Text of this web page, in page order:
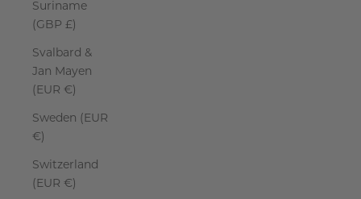
Suriname
(GBP £)
Svalbard &
Jan Mayen
(EUR €)
Sweden (EUR
€)
Switzerland
(EUR €)